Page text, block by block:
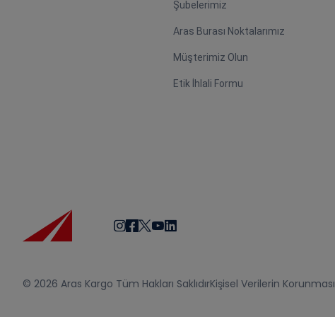
Şubelerimiz
Aras Burası Noktalarımız
Müşterimiz Olun
Etik İhlali Formu
© 2026 Aras Kargo Tüm Hakları SaklıdırKişisel Verilerin Korunması